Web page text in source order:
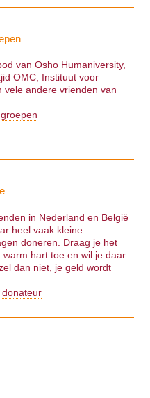
van Osho Humaniversity,
OMC, Instituut voor
vele andere vrienden van
in Nederland en België
heel vaak kleine
doneren. Draag je het
hart toe en wil je daar
dan niet, je geld wordt